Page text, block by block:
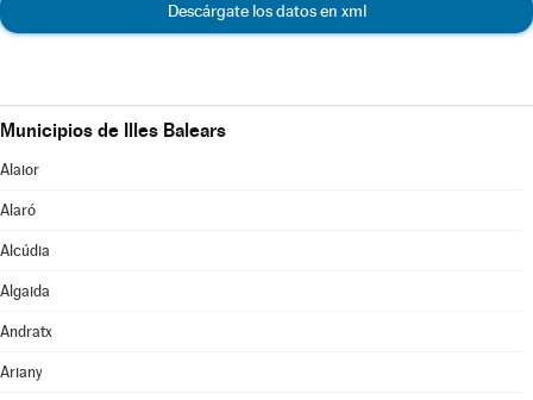
Descárgate los datos en xml
Municipios de Illes Balears
Alaior
Alaró
Alcúdia
Algaida
Andratx
Ariany